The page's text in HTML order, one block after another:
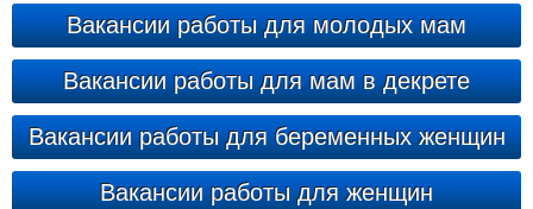
Вакансии работы для молодых мам
Вакансии работы для мам в декрете
Вакансии работы для беременных женщин
Вакансии работы для женщин